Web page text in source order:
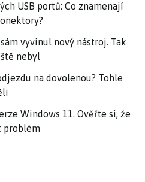
USB portů: Co znamenají
vyvinul nový nástroj. Tak
nebyl
na dovolenou? Tohle
Windows 11. Ověřte si, že
problém